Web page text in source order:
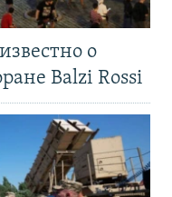
о
Balzi Rossi